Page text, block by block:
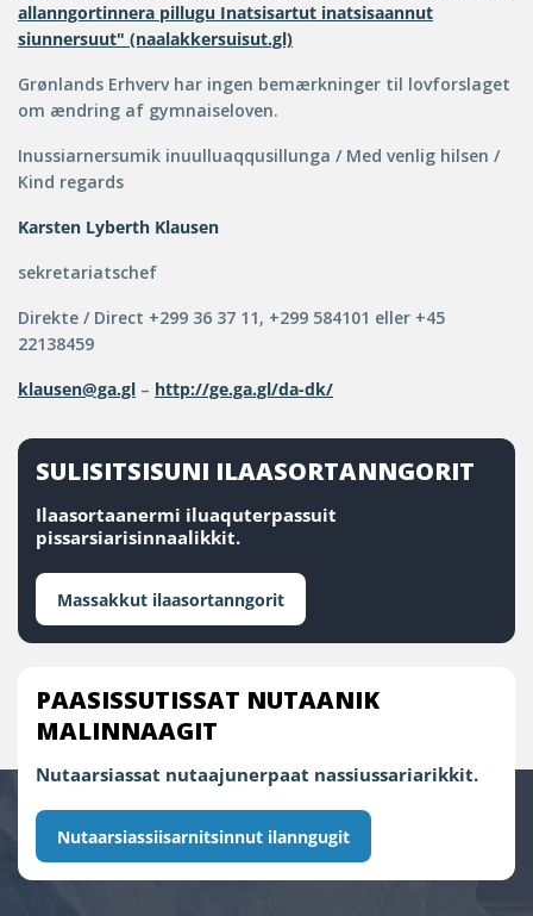
allanngortinnera pillugu Inatsisartut inatsisaannut
siunnersuut" (naalakkersuisut.gl)
Grønlands Erhverv har ingen bemærkninger til lovforslaget
om ændring af gymnaiseloven.
Inussiarnersumik inuulluaqqusillunga / Med venlig hilsen /
Kind regards
Karsten Lyberth Klausen
sekretariatschef
Direkte / Direct +299 36 37 11, +299 584101 eller +45
22138459
klausen@ga.gl – http://ge.ga.gl/da-dk/
SULISITSISUNI ILAASORTANNGORIT
Ilaasortaanermi iluaquterpassuit
pissarsiarisinnaalikkit.
Massakkut ilaasortanngorit
PAASISSUTISSAT NUTAANIK
MALINNAAGIT
Nutaarsiassat nutaajunerpaat nassiussariarikkit.
Nutaarsiassiisarnitsinnut ilanngugit